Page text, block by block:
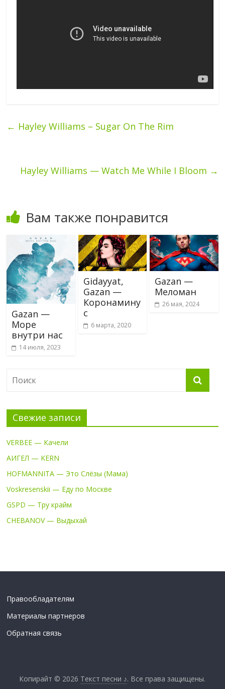
← Hayley Williams – Sugar On The Rim
Hayley Williams — Watch Me While I Bloom →
Вам также понравится
Gazan —
Море
внутри нас
14 июля, 2023
Gidayyat,
Gazan —
Коронамину
с
6 марта, 2020
Gazan —
Меломан
26 мая, 2024
Свежие записи
VERBEE — Качели
АИГЕЛ — KERN
HOFMANNITA — Это Слёзы (Мама)
Voskresenskii — Еду по Москве
GSPD — Тру крайм
CHEBANOV — Выдыхай
Правообладателям
Материалы партнеров
Обратная связь
Копирайт © 2026 Текст песни ♪. Все права защищены.